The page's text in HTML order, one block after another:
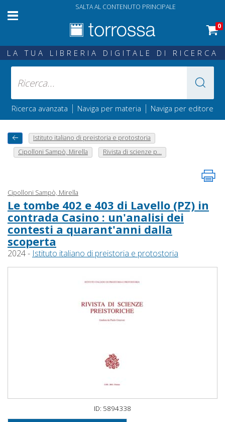
SALTA AL CONTENUTO PRINCIPALE
0
LA TUA LIBRERIA DIGITALE DI RICERCA
Ricerca avanzata | Naviga per materia | Naviga per editore
Istituto italiano di preistoria e protostoria
Cipolloni Sampò, Mirella
Rivista di scienze p...
Cipolloni Sampò, Mirella
Le tombe 402 e 403 di Lavello (PZ) in
contrada Casino : un'analisi dei
contesti a quarant'anni dalla
scoperta
2024 - Istituto italiano di preistoria e protostoria
ID: 5894338